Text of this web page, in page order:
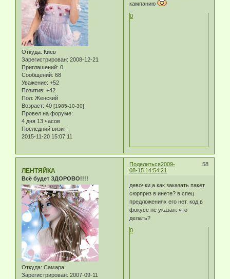
Откуда: Киев
Зарегистрирован: 2008-12-21
Приглашений: 0
Сообщений: 68
Уважение: +52
Позитив: +42
Пол: Женский
Возраст: 40 [1985-10-30]
Провел на форуме:
4 дня 13 часов
Последний визит:
2015-11-20 15:07:11
кампанию
0
Поделиться 58
2009-
08-15 14:54:21
ЛЕНТЯЙКА
Всё будет ЗДОРОВО!!!!
Откуда: Самара
Зарегистрирован: 2007-09-11
девочки,а как заказать пакет
сюрприз в инете? в спец
предложениях его нет. код в
фокусе не указан. что
делать?
0